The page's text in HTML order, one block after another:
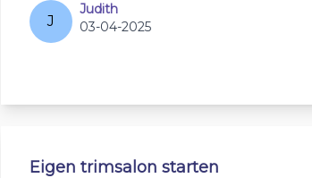
J
Judith
03-04-2025
Eigen trimsalon starten